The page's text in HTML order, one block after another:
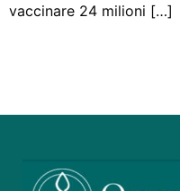
vaccinare 24 milioni […]